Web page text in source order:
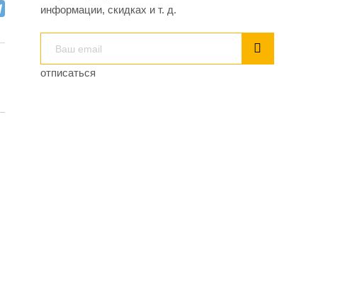
информации, скидках и т. д.
отписаться